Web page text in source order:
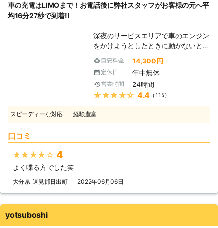
って動かなくなってしまいます。
できます 車のバッテリーが上がって
しまったことに気づくのは、車を運転
しようとしたけれどうんともすんとも
動かないときです。実際に運転をしよ
うとしたその瞬間に気が付くので、時
間的に余裕がないことも多いでしょ
う。 そんなときこそ、弊社「株式会
社クイックキャット」の出番です！弊
えて準備しているからこそ、お客様か
のトラブルに迅速に解決して、車を走
らせることが可能です。お客様がすぐ
にでも運転ができる状況になるように
車の充電はLIMOまで！お電話後に弊社スタッフがお客様の元へ平
均16分27秒で到着!!
深夜のサービスエリアで車のエンジン
をかけようとしたときに動かないと、
困ってしまいますよね。エンジンがか
からなければ自宅にも帰れない、観光
もできないので八方塞がりです。 そ
んなときこそ、弊社「LＩMO」がお
客様の元へすぐに駆けつけてお助けし
電話をいただいたてから平均16分27
を何度も反復すると、作業内容を覚え
目安料金 14,300円
定休日 年中無休
営業時間 24時間
★★★★★ 4.4（115）
スピーディーな対応 経験豊富
口コミ
★★★★★ 4
よく喋る方でした笑
大分県 速見郡日出町 2022年06月06日
yotsuboshi